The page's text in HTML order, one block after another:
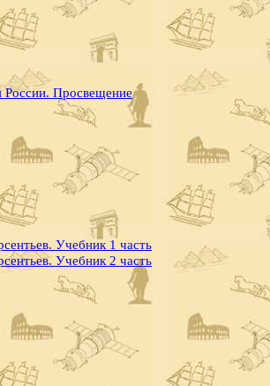
России. Просвещение
Учебник 1 часть
Учебник 2 часть